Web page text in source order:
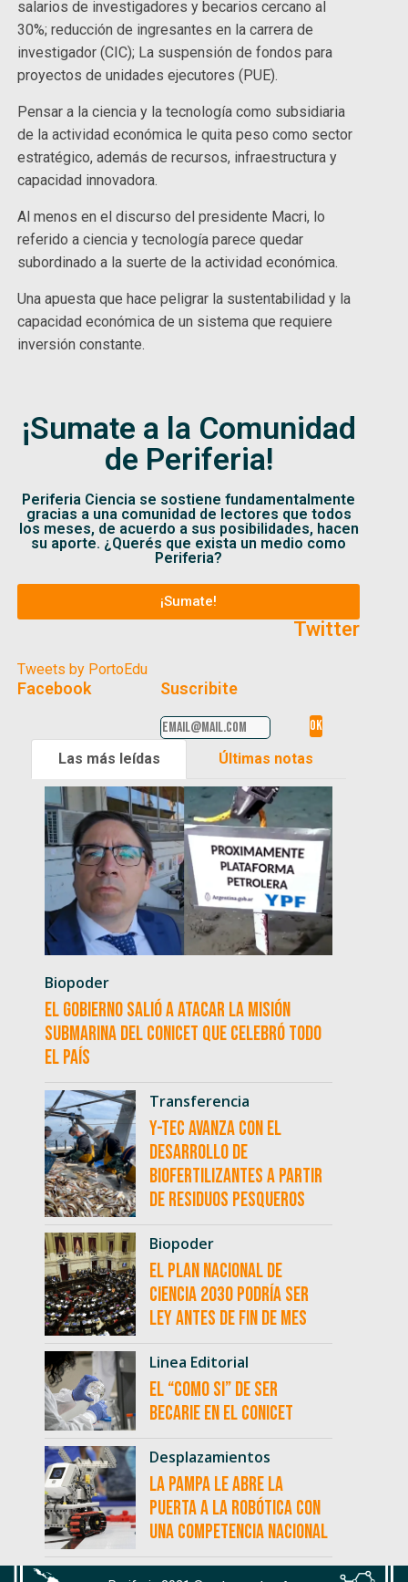
salarios de investigadores y becarios cercano al
30%; reducción de ingresantes en la carrera de
investigador (CIC); La suspensión de fondos para
proyectos de unidades ejecutores (PUE).
Pensar a la ciencia y la tecnología como subsidiaria
de la actividad económica le quita peso como sector
estratégico, además de recursos, infraestructura y
capacidad innovadora.
Al menos en el discurso del presidente Macri, lo
referido a ciencia y tecnología parece quedar
subordinado a la suerte de la actividad económica.
Una apuesta que hace peligrar la sustentabilidad y la
capacidad económica de un sistema que requiere
inversión constante.
¡Sumate a la Comunidad
de Periferia!
Periferia Ciencia se sostiene fundamentalmente
gracias a una comunidad de lectores que todos
los meses, de acuerdo a sus posibilidades, hacen
su aporte. ¿Querés que exista un medio como
Periferia?
¡Sumate!
Twitter
Tweets by PortoEdu
Facebook Suscribite
Las más leídas Últimas notas
Biopoder
El Gobierno salió a atacar la misión
submarina del CONICET que celebró todo
el país
Transferencia
Y-TEC avanza con el
desarrollo de
biofertilizantes a partir
de residuos pesqueros
Biopoder
El Plan Nacional de
Ciencia 2030 podría ser
ley antes de fin de mes
Linea Editorial
El “como si” de ser
becarie en el CONICET
Desplazamientos
La Pampa le abre la
puerta a la robótica con
una competencia nacional